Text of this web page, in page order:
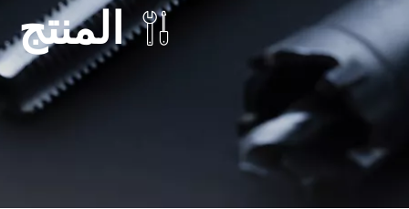
 المنتج